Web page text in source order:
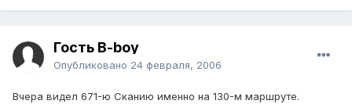
Гость B-boy
Опубликовано 24 февраля, 2006
Вчера видел 671-ю Сканию именно на 130-м маршруте.